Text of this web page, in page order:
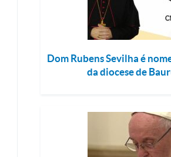
Dom Rubens Sevilha é
da diocese de